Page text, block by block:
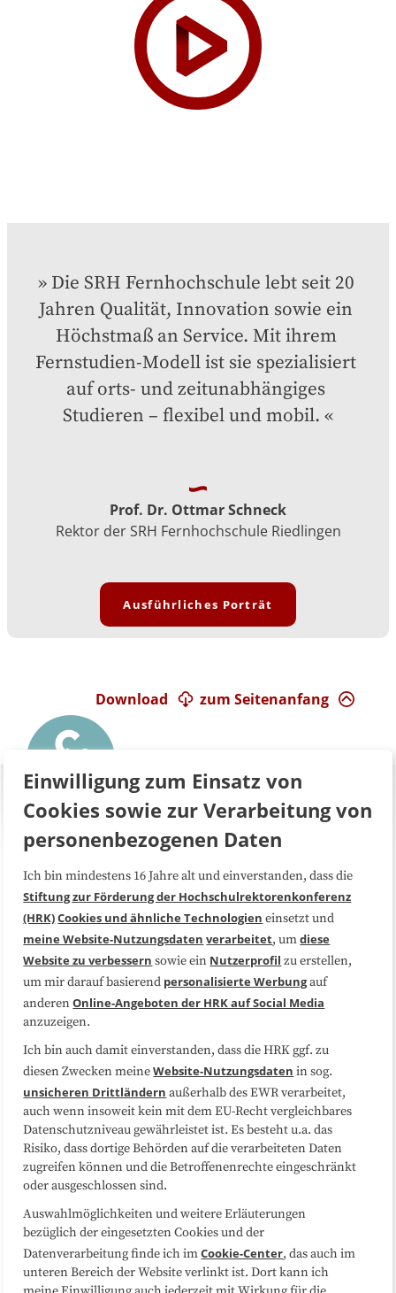
Die SRH Fernhochschule lebt seit 20
Jahren Qualität, Innovation sowie ein
Höchstmaß an Service. Mit ihrem
Fernstudien-Modell ist sie spezialisiert
auf orts- und zeitunabhängiges
Studieren – flexibel und mobil.
Prof. Dr. Ottmar Schneck
Rektor der SRH Fernhochschule Riedlingen
Ausführliches Porträt
zum Seitenanfang
Download
Über uns FAQ
Medienarbeit Kooperationen
Datenschutzerklärung Impressum
Sitemap
Folgen Sie uns
Einwilligung zum Einsatz von
Cookies sowie zur Verarbeitung von
personenbezogenen Daten
Ich bin mindestens 16 Jahre alt und einverstanden, dass die
Stiftung zur Förderung der Hochschulrektorenkonferenz
(HRK)Cookies und ähnliche Technologien einsetzt und
meine Website-Nutzungsdaten verarbeitet, umdiese
Website zu verbessern sowie ein Nutzerprofil zu erstellen,
um mir darauf basierend personalisierte Werbungauf
anderenOnline-Angeboten der HRK auf Social Media
anzuzeigen.
Ich bin auch damit einverstanden, dass die HRK ggf. zu
diesen Zwecken meineWebsite-Nutzungsdaten in sog.
unsicheren Drittländern außerhalb des EWR verarbeitet,
auch wenn insoweit kein mit dem EU-Recht vergleichbares
Datenschutzniveau gewährleistet ist. Es besteht u.a. das
Risiko, dass dortige Behörden auf die verarbeiteten Daten
zugreifen können und die Betroffenenrechte eingeschränkt
oder ausgeschlossen sind.
Auswahlmöglichkeiten und weitere Erläuterungen
bezüglich der eingesetzten Cookies und der
Datenverarbeitung finde ich imCookie-Center, das auch im
unteren Bereich der Website verlinkt ist. Dort kann ich